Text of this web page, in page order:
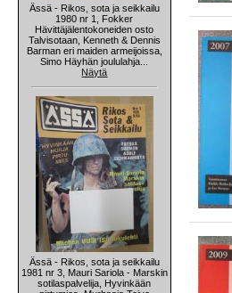
Ässä - Rikos, sota ja seikkailu
1980 nr 1, Fokker
Hävittäjälentokoneiden osto
Talvisotaan, Kenneth & Dennis
Barman eri maiden armeijoissa,
Simo Häyhän joululahja...
Näytä
Ässä - Rikos, sota ja seikkailu
1981 nr 3, Mauri Sariola - Marskin
sotilaspalvelija, Hyvinkään